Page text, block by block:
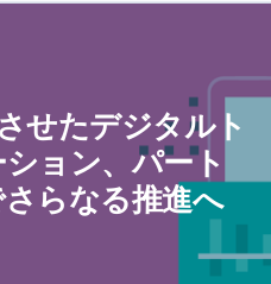
せたデジタルト
ョン、パート
らなる推進へ